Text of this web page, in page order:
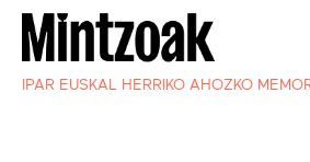
IPAR EUSKAL HERRIKO AHOZKO